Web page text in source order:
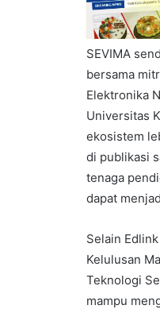
SEVIMA
bersama
Elektronika
Universitas
ekosistem
di publikasi
tenaga
dapat
Selain
Kelulusan
Teknologi
mampu